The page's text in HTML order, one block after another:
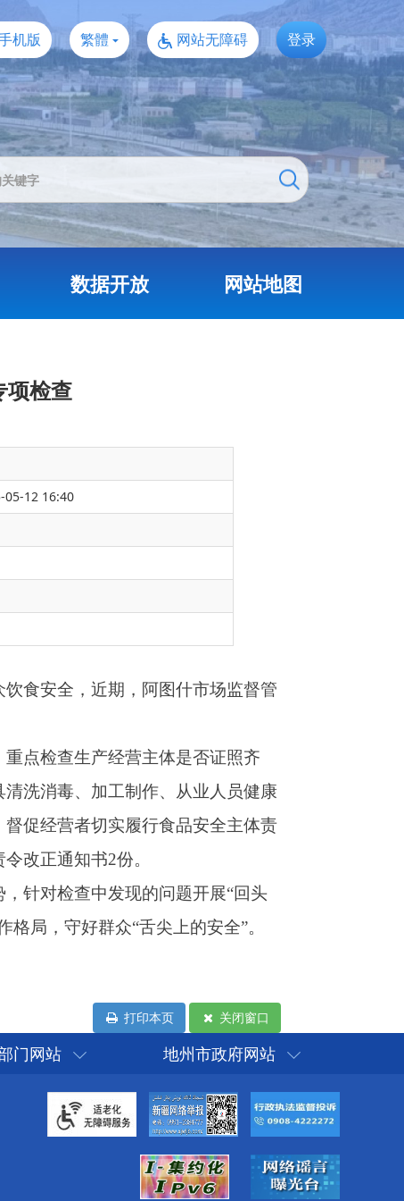
机版 繁體 网站无障碍 登录
数据开放 网站地图
项检查
05-12 16:40
什市场监督管
是否证照齐
品安全主体责
打印本页 关闭窗口
门网站 地州市政府网站